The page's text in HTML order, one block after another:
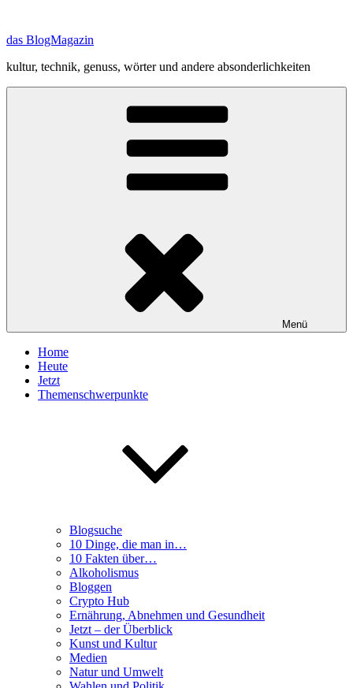
springen
das BlogMagazin
kultur, technik, genuss, wörter und andere absonderlichkeiten
Menü
Home
Heute
Jetzt
Themenschwerpunkte
Blogsuche
10 Dinge, die man in…
10 Fakten über…
Alkoholismus
Bloggen
Crypto Hub
Ernährung, Abnehmen und Gesundheit
Jetzt – der Überblick
Kunst und Kultur
Medien
Natur und Umwelt